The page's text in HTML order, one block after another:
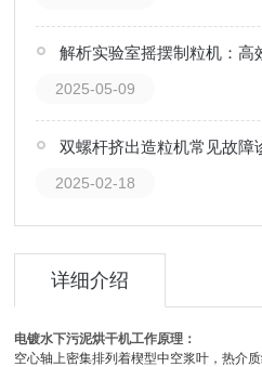
解析实验室摇摆制粒机：高
2025-05-09
双螺杆挤出造粒机常见故障
2025-02-18
详细介绍
电镀水下污泥烘干机工作原理：
空心轴上密集排列着楔型中空浆叶，热介